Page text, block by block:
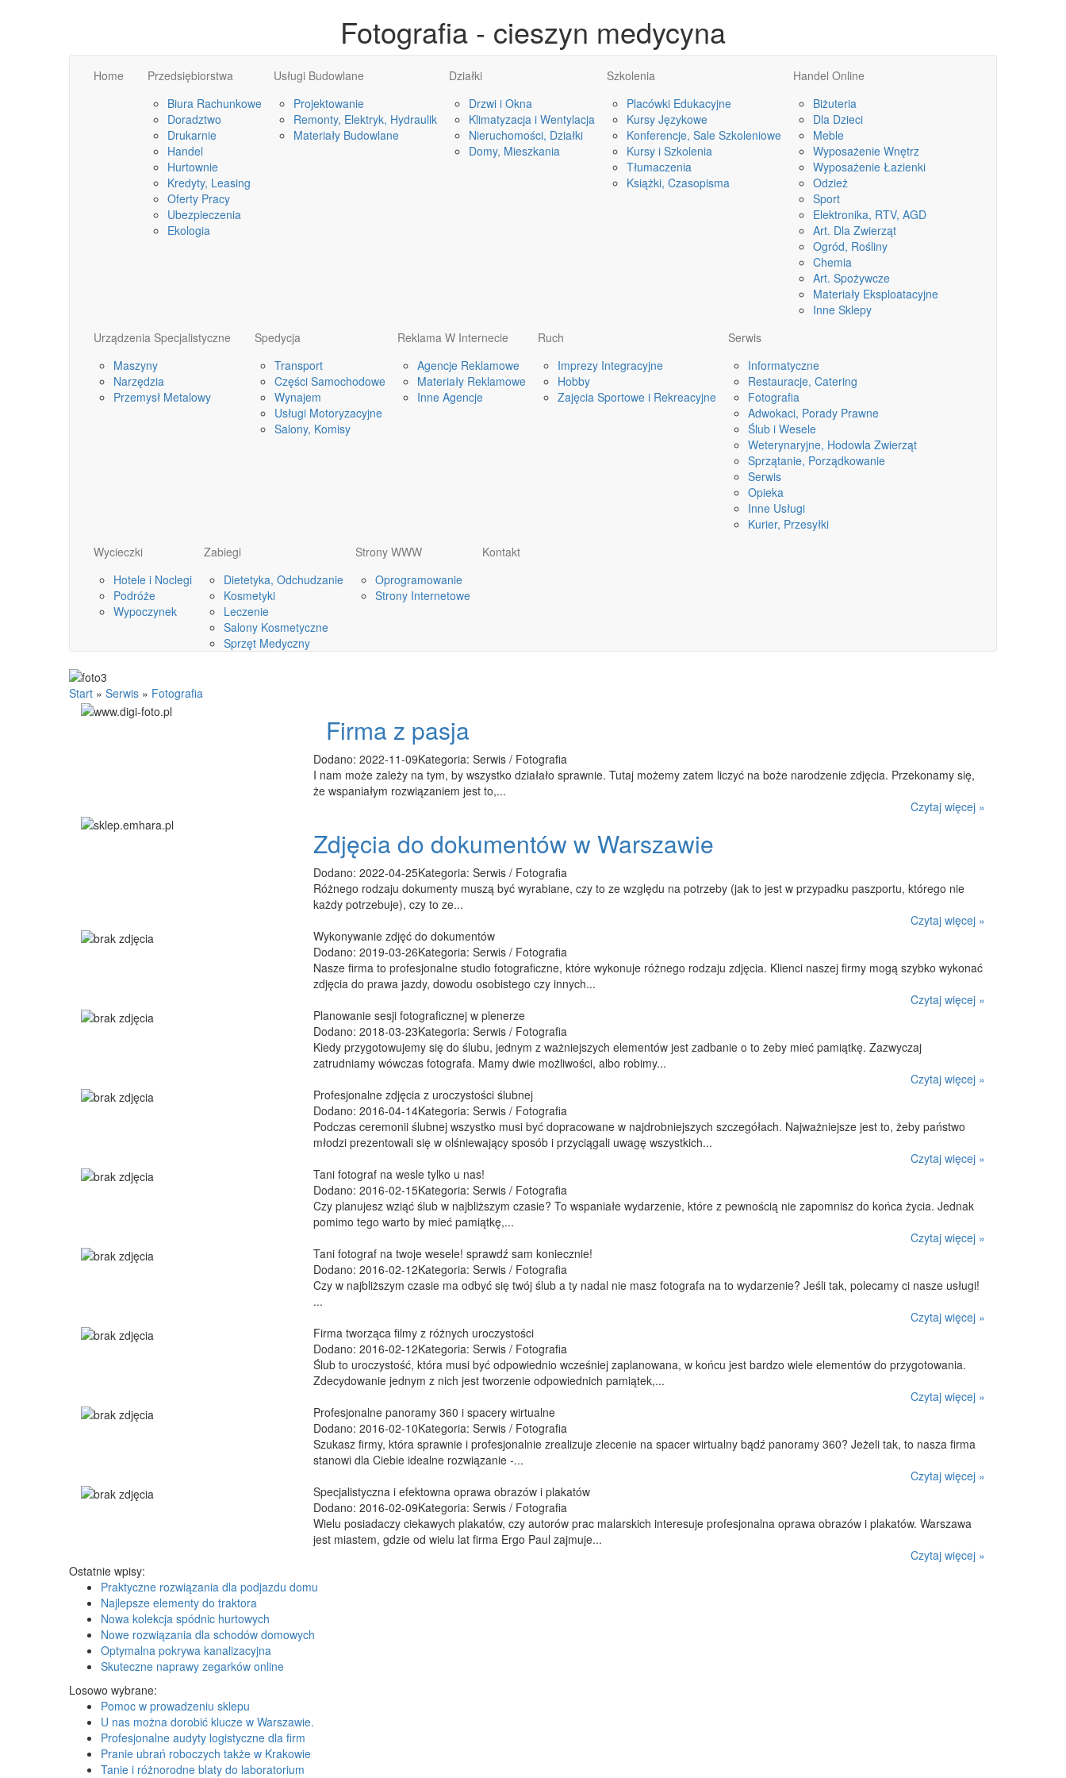
Fotografia - cieszyn medycyna
Home
Przedsiębiorstwa
Biura Rachunkowe
Doradztwo
Drukarnie
Handel
Hurtownie
Kredyty, Leasing
Oferty Pracy
Ubezpieczenia
Ekologia
Usługi Budowlane
Projektowanie
Remonty, Elektryk, Hydraulik
Materiały Budowlane
Działki
Drzwi i Okna
Klimatyzacja i Wentylacja
Nieruchomości, Działki
Domy, Mieszkania
Szkolenia
Placówki Edukacyjne
Kursy Językowe
Konferencje, Sale Szkoleniowe
Kursy i Szkolenia
Tłumaczenia
Książki, Czasopisma
Handel Online
Biżuteria
Dla Dzieci
Meble
Wyposażenie Wnętrz
Wyposażenie Łazienki
Odzież
Sport
Elektronika, RTV, AGD
Art. Dla Zwierząt
Ogród, Rośliny
Chemia
Art. Spożywcze
Materiały Eksploatacyjne
Inne Sklepy
Urządzenia Specjalistyczne
Maszyny
Narzędzia
Przemysł Metalowy
Spedycja
Transport
Części Samochodowe
Wynajem
Usługi Motoryzacyjne
Salony, Komisy
Reklama W Internecie
Agencje Reklamowe
Materiały Reklamowe
Inne Agencje
Ruch
Imprezy Integracyjne
Hobby
Zajęcia Sportowe i Rekreacyjne
Serwis
Informatyczne
Restauracje, Catering
Fotografia
Adwokaci, Porady Prawne
Ślub i Wesele
Weterynaryjne, Hodowla Zwierząt
Sprzątanie, Porządkowanie
Serwis
Opieka
Inne Usługi
Kurier, Przesyłki
Wycieczki
Hotele i Noclegi
Podróże
Wypoczynek
Zabiegi
Dietetyka, Odchudzanie
Kosmetyki
Leczenie
Salony Kosmetyczne
Sprzęt Medyczny
Strony WWW
Oprogramowanie
Strony Internetowe
Kontakt
Start » Serwis » Fotografia
Firma z pasja
Dodano: 2022-11-09Kategoria: Serwis / Fotografia
I nam może zależy na tym, by wszystko działało sprawnie. Tutaj możemy zatem liczyć na boże narodzenie zdjęcia. Przekonamy się,
że wspaniałym rozwiązaniem jest to,...
Czytaj więcej »
Zdjęcia do dokumentów w Warszawie
Dodano: 2022-04-25Kategoria: Serwis / Fotografia
Różnego rodzaju dokumenty muszą być wyrabiane, czy to ze względu na potrzeby (jak to jest w przypadku paszportu, którego nie
każdy potrzebuje), czy to ze...
Czytaj więcej »
Wykonywanie zdjęć do dokumentów
Dodano: 2019-03-26Kategoria: Serwis / Fotografia
Nasze firma to profesjonalne studio fotograficzne, które wykonuje różnego rodzaju zdjęcia. Klienci naszej firmy mogą szybko wykonać
zdjęcia do prawa jazdy, dowodu osobistego czy innych...
Czytaj więcej »
Planowanie sesji fotograficznej w plenerze
Dodano: 2018-03-23Kategoria: Serwis / Fotografia
Kiedy przygotowujemy się do ślubu, jednym z ważniejszych elementów jest zadbanie o to żeby mieć pamiątkę. Zazwyczaj
zatrudniamy wówczas fotografa. Mamy dwie możliwości, albo robimy...
Czytaj więcej »
Profesjonalne zdjęcia z uroczystości ślubnej
Dodano: 2016-04-14Kategoria: Serwis / Fotografia
Podczas ceremonii ślubnej wszystko musi być dopracowane w najdrobniejszych szczegółach. Najważniejsze jest to, żeby państwo
młodzi prezentowali się w olśniewający sposób i przyciągali uwagę wszystkich...
Czytaj więcej »
Tani fotograf na wesle tylko u nas!
Dodano: 2016-02-15Kategoria: Serwis / Fotografia
Czy planujesz wziąć ślub w najbliższym czasie? To wspaniałe wydarzenie, które z pewnością nie zapomnisz do końca życia. Jednak
pomimo tego warto by mieć pamiątkę,...
Czytaj więcej »
Tani fotograf na twoje wesele! sprawdź sam koniecznie!
Dodano: 2016-02-12Kategoria: Serwis / Fotografia
Czy w najbliższym czasie ma odbyć się twój ślub a ty nadal nie masz fotografa na to wydarzenie? Jeśli tak, polecamy ci nasze usługi!
...
Czytaj więcej »
Firma tworząca filmy z różnych uroczystości
Dodano: 2016-02-12Kategoria: Serwis / Fotografia
Ślub to uroczystość, która musi być odpowiednio wcześniej zaplanowana, w końcu jest bardzo wiele elementów do przygotowania.
Zdecydowanie jednym z nich jest tworzenie odpowiednich pamiątek,...
Czytaj więcej »
Profesjonalne panoramy 360 i spacery wirtualne
Dodano: 2016-02-10Kategoria: Serwis / Fotografia
Szukasz firmy, która sprawnie i profesjonalnie zrealizuje zlecenie na spacer wirtualny bądź panoramy 360? Jeżeli tak, to nasza firma
stanowi dla Ciebie idealne rozwiązanie -...
Czytaj więcej »
Specjalistyczna i efektowna oprawa obrazów i plakatów
Dodano: 2016-02-09Kategoria: Serwis / Fotografia
Wielu posiadaczy ciekawych plakatów, czy autorów prac malarskich interesuje profesjonalna oprawa obrazów i plakatów. Warszawa
jest miastem, gdzie od wielu lat firma Ergo Paul zajmuje...
Czytaj więcej »
Ostatnie wpisy:
Praktyczne rozwiązania dla podjazdu domu
Najlepsze elementy do traktora
Nowa kolekcja spódnic hurtowych
Nowe rozwiązania dla schodów domowych
Optymalna pokrywa kanalizacyjna
Skuteczne naprawy zegarków online
Losowo wybrane:
Pomoc w prowadzeniu sklepu
U nas można dorobić klucze w Warszawie.
Profesjonalne audyty logistyczne dla firm
Pranie ubrań roboczych także w Krakowie
Tanie i różnorodne blaty do laboratorium